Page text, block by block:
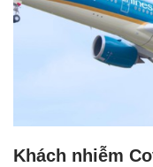
Khách nhiễm